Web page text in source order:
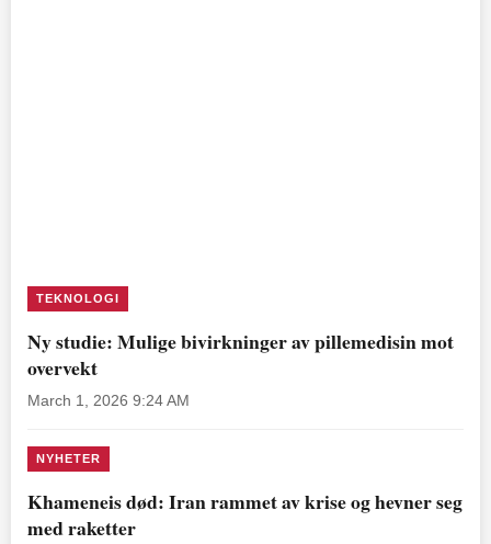
TEKNOLOGI
Ny studie: Mulige bivirkninger av pillemedisin mot
overvekt
March 1, 2026 9:24 AM
NYHETER
Khameneis død: Iran rammet av krise og hevner seg
med raketter